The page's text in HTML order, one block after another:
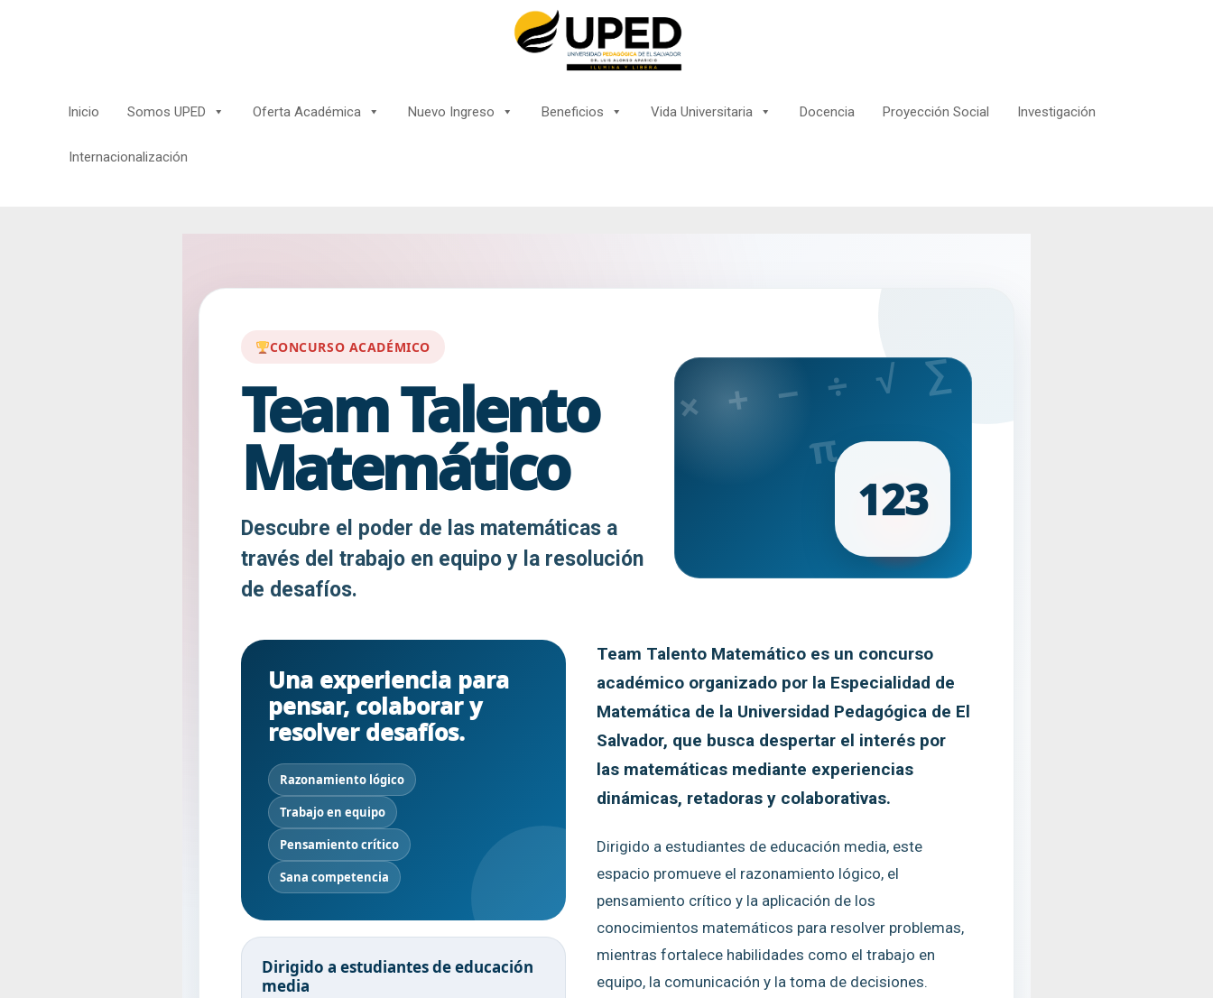
Inicio Somos UPED Oferta Académica Nuevo Ingreso Beneficios Vida Universitaria Docencia Proyección Social Investigación
Internacionalización
CONCURSO ACADÉMICO
Team Talento
Matemático
Descubre el poder de las matemáticas a
través del trabajo en equipo y la resolución
de desafíos.
123
Una experiencia para
pensar, colaborar y
resolver desafíos.
Razonamiento lógico
Trabajo en equipo
Pensamiento crítico
Sana competencia
Dirigido a estudiantes de educación
media
Team Talento Matemático es un concurso
académico organizado por la Especialidad de
Matemática de la Universidad Pedagógica de El
Salvador, que busca despertar el interés por
las matemáticas mediante experiencias
dinámicas, retadoras y colaborativas.
Dirigido a estudiantes de educación media, este
espacio promueve el razonamiento lógico, el
pensamiento crítico y la aplicación de los
conocimientos matemáticos para resolver problemas,
mientras fortalece habilidades como el trabajo en
equipo, la comunicación y la toma de decisiones.